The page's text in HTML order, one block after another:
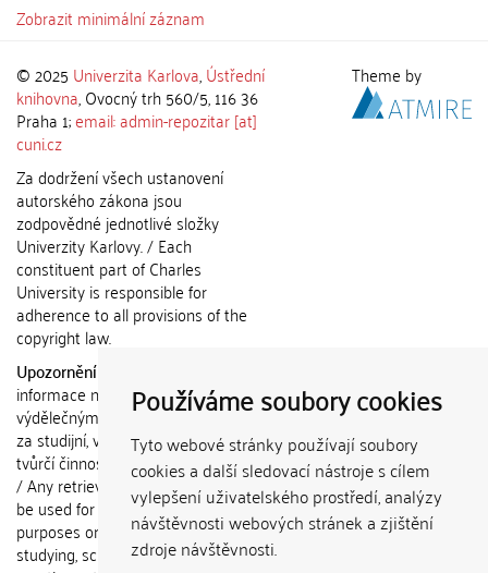
Používáme soubory cookies
Tyto webové stránky používají soubory
cookies a další sledovací nástroje s cílem
vylepšení uživatelského prostředí, analýzy
návštěvnosti webových stránek a zjištění
zdroje návštěvnosti.
Zobrazit minimální záznam
© 2025 Univerzita Karlova,Ústřední
knihovna, Ovocný trh 560/5, 116 36
Praha 1;email: admin-repozitar [at]
cuni.cz
Za dodržení všech ustanovení
autorského zákona jsou
zodpovědné jednotlivé složky
Univerzity Karlovy. / Each
constituent part of Charles
University is responsible for
adherence to all provisions of the
copyright law.
Upozornění / Notice:
informace nemohou být použity k
výdělečným účelům nebo vydávány
za studijní, vědeckou nebo jinou
tvůrčí činnost jiné osoby než autora.
/ Any retrieved information shall not
be used for any commercial
purposes or claimed as results of
studying, scientific or any other
Theme by